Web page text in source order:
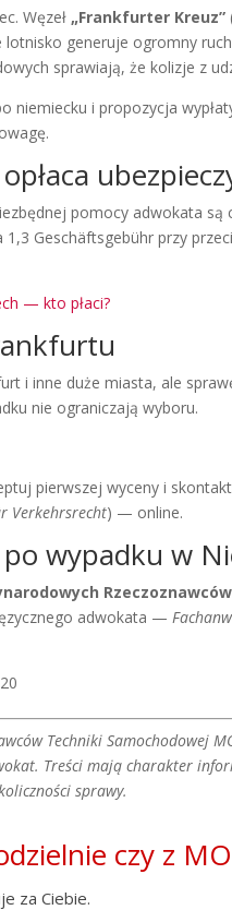
Węzeł „Frankfurter Kreuz”
generuje ogromny
sprawiają, że kolizje z
niemiecku i propozycja
pomocy adwokata
1,3 Geschäftsgebühr przy
— kto płaci?
i inne duże miasta, ale
nie ograniczają wyboru.
pierwszej wyceny i
Verkehrsrecht) — online.
wypadku w
adwokata —
Techniki Samochodowej
Treści mają charakter
sprawy.
czy z
za Ciebie.